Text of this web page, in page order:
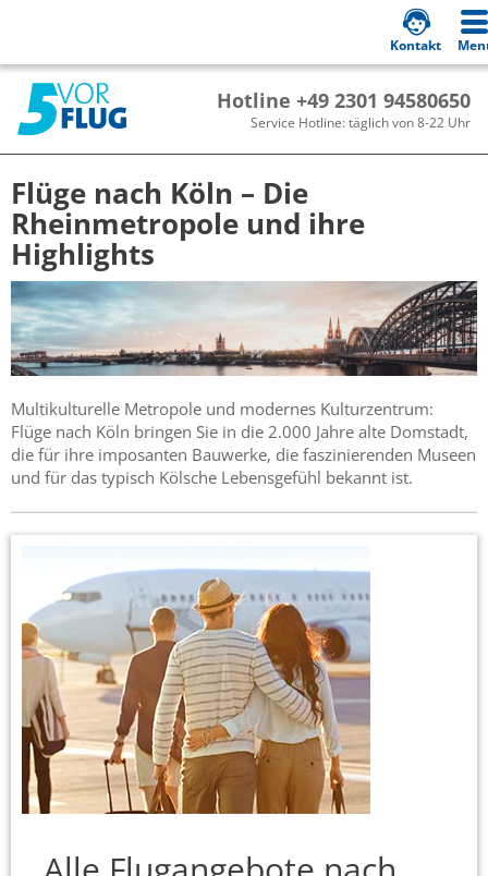
Hotline +49 2301 94580650
Service Hotline: täglich von 8-22 Uhr
Kontakt
Flüge nach Köln – Die
Rheinmetropole und ihre
Highlights
Multikulturelle Metropole und modernes Kulturzentrum:
Flüge nach Köln bringen Sie in die 2.000 Jahre alte Domstadt,
die für ihre imposanten Bauwerke, die faszinierenden Museen
und für das typisch Kölsche Lebensgefühl bekannt ist.